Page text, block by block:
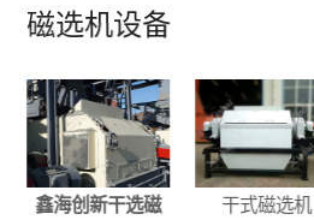
磁选机设备
鑫海创新干选磁
干式磁选机